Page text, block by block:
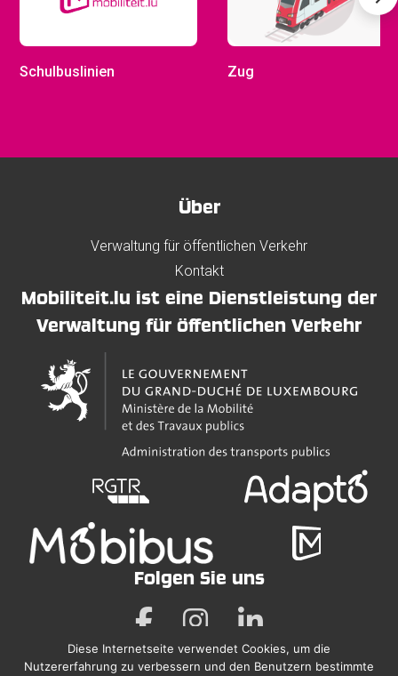
Schulbuslinien Zug
Über
Verwaltung für öffentlichen Verkehr
Kontakt
Mobiliteit.lu ist eine Dienstleistung der
Verwaltung für öffentlichen Verkehr
Folgen Sie uns
Diese Internetseite verwendet Cookies, um die
Nutzererfahrung zu verbessern und den Benutzern bestimmte